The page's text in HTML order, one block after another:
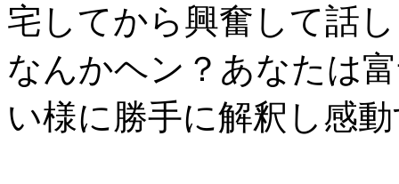
宅してから興奮して話
なんかヘン？あなたは
い様に勝手に解釈し感